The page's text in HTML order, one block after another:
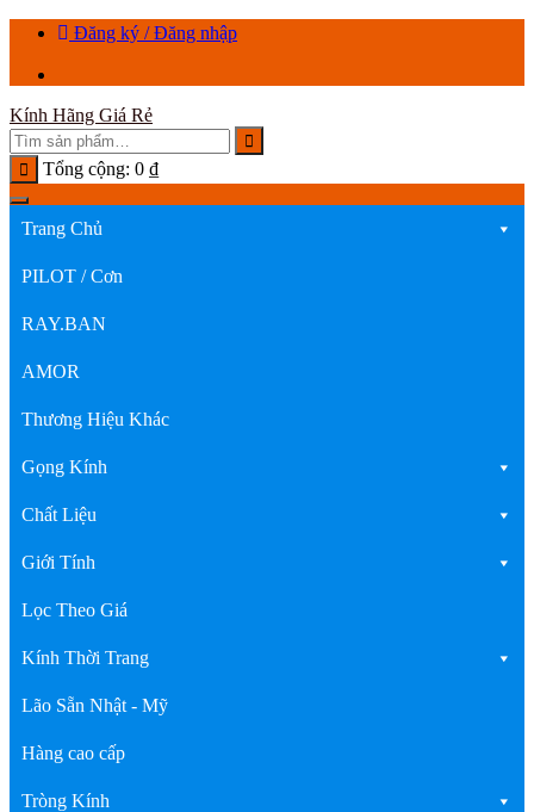
Chuyển
dung
Đăng ký / Đăng nhập
Kính Hãng Giá Rẻ
Tổng cộng: 0 ₫
Trang Chủ
PILOT / Cơn
RAY.BAN
AMOR
Thương Hiệu Khác
Gọng Kính
Chất Liệu
Giới Tính
Lọc Theo Giá
Kính Thời Trang
Lão Sẵn Nhật - Mỹ
Hàng cao cấp
Tròng Kính